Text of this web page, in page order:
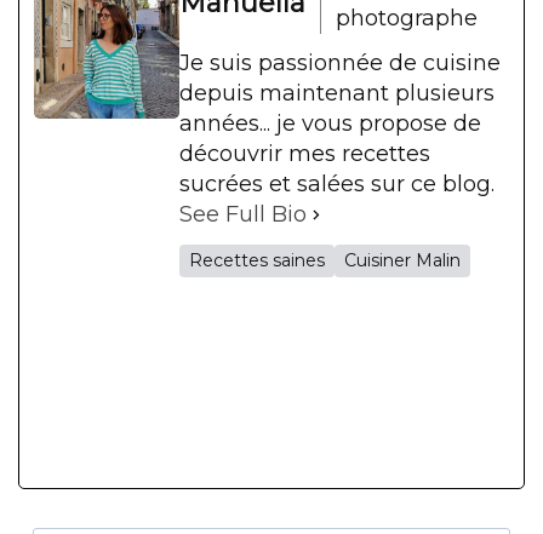
photographe
Je suis passionnée de cuisine
depuis maintenant plusieurs
années... je vous propose de
découvrir mes recettes
sucrées et salées sur ce blog.
See Full Bio
Recettes saines Cuisiner Malin